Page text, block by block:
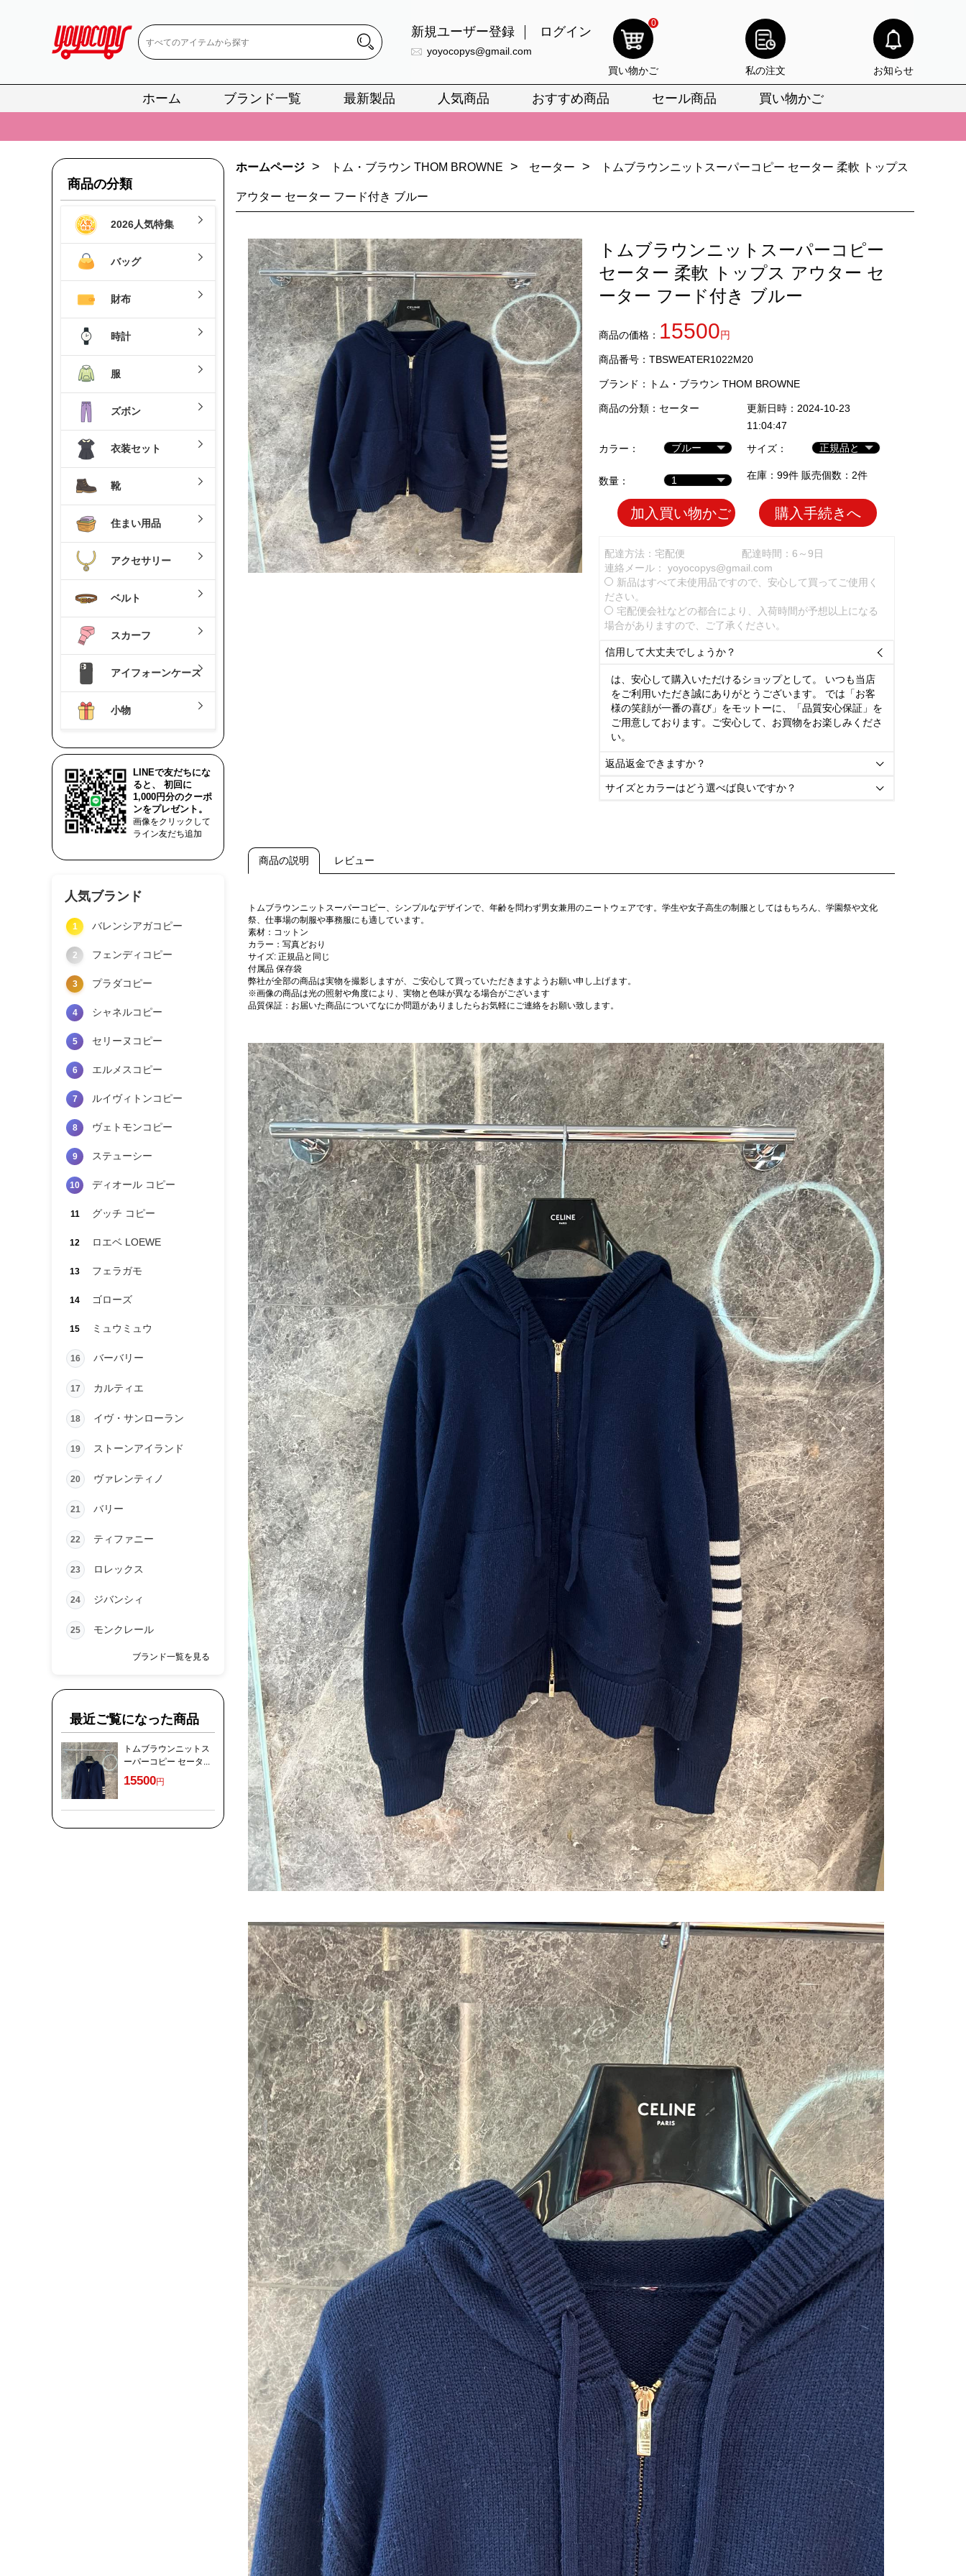
新規ユーザー登録 ログイン
yoyocopys@gmail.com
0
買い物かご 私の注文 お知らせ
ホーム ブランド一覧 最新製品 人気商品 おすすめ商品 セール商品 買い物かご
当店は正真正銘のn級スーパーコピーのみ取扱い。最高品質の再現度を安心してお選びいただけます。
📢 新作入荷！ルイ・ヴィトンスーパーコピー バッグ最新モデルが登場。上質な仕上がりをお見逃しなく。
📢 当店は正真正銘のn級スーパーコピーのみ取扱い。最高品質の再現度を安心してお選びいただけます。
📢 新作入荷！ルイ・ヴィトンスーパーコピー バッグ最新モデルが登場。上質な仕上がりをお見逃しなく。
商品の分類
2026人気特集
バッグ
財布
時計
服
ズボン
衣装セット
靴
住まい用品
アクセサリー
ベルト
スカーフ
アイフォーンケース
小物
LINEで友だちにな
ると、 初回に
1,000円分のクーポ
ンをプレゼント。
画像をクリックして
ライン友だち追加
人気ブランド
1 バレンシアガコピー
2 フェンディコピー
3 プラダコピー
4 シャネルコピー
5 セリーヌコピー
6 エルメスコピー
7 ルイヴィトンコピー
8 ヴェトモンコピー
9 ステューシー
10 ディオール コピー
11 グッチ コピー
12 ロエベ LOEWE
13 フェラガモ
14 ゴローズ
15 ミュウミュウ
16 バーバリー
17 カルティエ
18 イヴ・サンローラン
19 ストーンアイランド
20 ヴァレンティノ
21 バリー
22 ティファニー
23 ロレックス
24 ジバンシィ
25 モンクレール
ブランド一覧を見る
最近ご覧になった商品
トムブラウンニットス
ーパーコピー セータ...
15500円
ホームページ > トム・ブラウン THOM BROWNE > セーター > トムブラウンニットスーパーコピー セーター 柔軟 トップス
アウター セーター フード付き ブルー
トムブラウンニットスーパーコピー
セーター 柔軟 トップス アウター セ
ーター フード付き ブルー
商品の価格： 15500円
商品番号：TBSWEATER1022M20
ブランド： トム・ブラウン THOM BROWNE
商品の分類： セーター
更新日時：2024-10-23
11:04:47
カラー：
サイズ：
数量： 在庫：99件 販売個数：2件
加入買い物かご 購入手続きへ
配達方法：宅配便
配達時間：6～9日
連絡メール： yoyocopys@gmail.com
新品はすべて未使用品ですので、安心して買ってご使用く
ださい。
宅配便会社などの都合により、入荷時間が予想以上になる
場合がありますので、ご了承ください。
信用して大丈夫でしょうか？ 
は、安心して購入いただけるショップとして。 いつも当店
をご利用いただき誠にありがとうございます。 では「お客
様の笑顔が一番の喜び」をモットーに、「品質安心保証」を
ご用意しております。ご安心して、お買物をお楽しみくださ
い。
返品返金できますか？ 
サイズとカラーはどう選べば良いですか？ 
商品の説明 レビュー
トムブラウンニットスーパーコピー、シンプルなデザインで、年齢を問わず男女兼用のニートウェアです。学生や女子高生の制服としてはもちろん、学園祭や文化
祭、仕事場の制服や事務服にも適しています。
素材：コットン
カラー：写真どおり
サイズ: 正規品と同じ
付属品 保存袋
弊社が全部の商品は実物を撮影しますが、ご安心して買っていただきますようお願い申し上げます。
※画像の商品は光の照射や角度により、実物と色味が異なる場合がございます
品質保証：お届いた商品についてなにか問題がありましたらお気軽にご連絡をお願い致します。